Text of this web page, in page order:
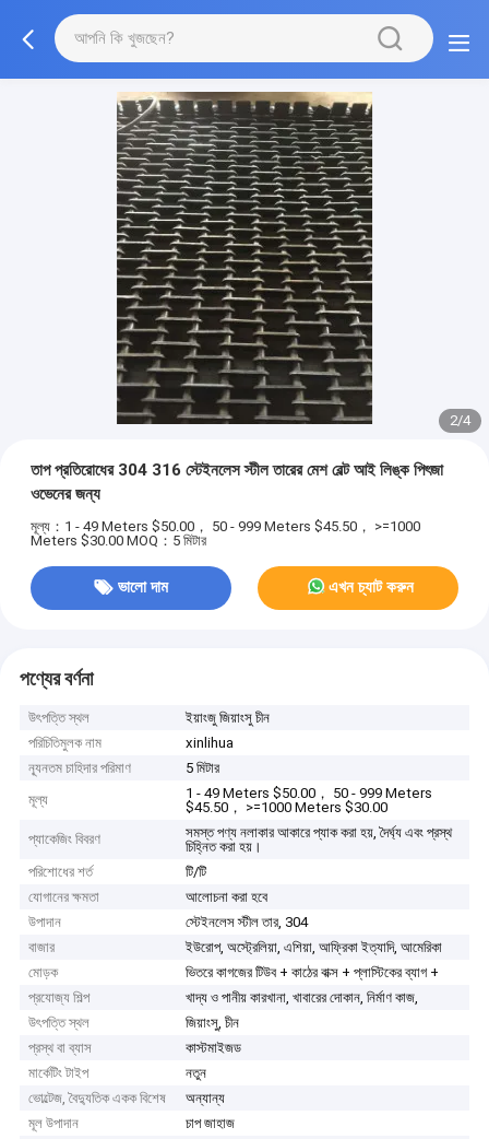
3/4
তাপ প্রতিরোধের 304 316 স্টেইনলেস স্টীল তারের মেশ বেল্ট আই লিঙ্ক পিৎজা
ওভেনের জন্য
মূল্য：1 - 49 Meters $50.00， 50 - 999 Meters $45.50， >=1000
Meters $30.00 MOQ：5 মিটার
ভালো দাম এখন চ্যাট করুন
পণ্যের বর্ণনা
উৎপত্তি স্থল
ইয়াংজু জিয়াংসু চীন
পরিচিতিমুলক নাম
xinlihua
ন্যূনতম চাহিদার পরিমাণ
5 মিটার
মূল্য
1 - 49 Meters $50.00， 50 - 999 Meters
$45.50， >=1000 Meters $30.00
প্যাকেজিং বিবরণ
সমস্ত পণ্য নলাকার আকারে প্যাক করা হয়, দৈর্ঘ্য এবং প্রস্থ
চিহ্নিত করা হয়।
পরিশোধের শর্ত
টি/টি
যোগানের ক্ষমতা
আলোচনা করা হবে
উপাদান
স্টেইনলেস স্টীল তার, 304
বাজার
ইউরোপ, অস্ট্রেলিয়া, এশিয়া, আফ্রিকা ইত্যাদি, আমেরিকা
মোড়ক
ভিতরে কাগজের টিউব + কাঠের বাক্স + প্লাস্টিকের ব্যাগ +
প্রযোজ্য শিল্প
খাদ্য ও পানীয় কারখানা, খাবারের দোকান, নির্মাণ কাজ,
উৎপত্তি স্থল
জিয়াংসু, চীন
প্রস্থ বা ব্যাস
কাস্টমাইজড
মার্কেটিং টাইপ
নতুন
ভোল্টেজ, বৈদ্যুতিক একক বিশেষ
অন্যান্য
মূল উপাদান
চাপ জাহাজ